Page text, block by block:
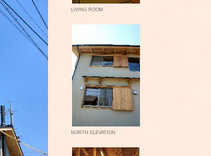
LIVING ROOM
NORTH ELEVATION